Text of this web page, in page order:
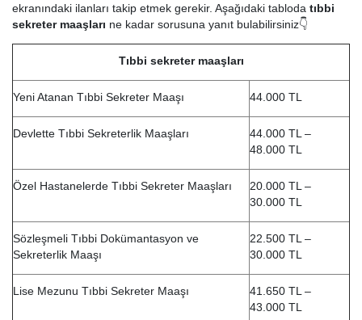
ekranındaki ilanları takip etmek gerekir. Aşağıdaki tabloda tıbbi
sekreter maaşları ne kadar sorusuna yanıt bulabilirsiniz👇
Tıbbi sekreter maaşları
Yeni Atanan Tıbbi Sekreter Maaşı 44.000 TL
Devlette Tıbbi Sekreterlik Maaşları
44.000 TL –
48.000 TL
Özel Hastanelerde Tıbbi Sekreter Maaşları
20.000 TL –
30.000 TL
Sözleşmeli Tıbbi Dokümantasyon ve
Sekreterlik Maaşı
22.500 TL –
30.000 TL
Lise Mezunu Tıbbi Sekreter Maaşı
41.650 TL –
43.000 TL